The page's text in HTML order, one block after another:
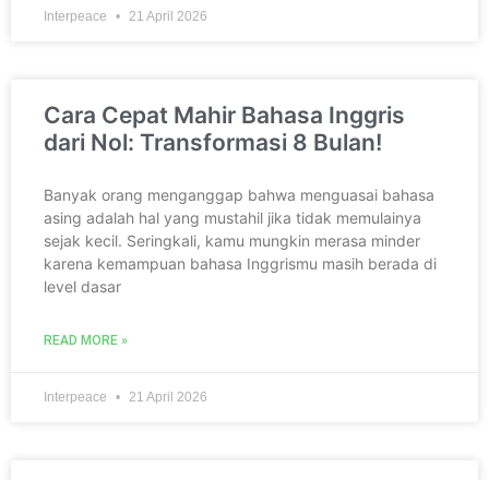
Interpeace 21 April 2026
Cara Cepat Mahir Bahasa Inggris
dari Nol: Transformasi 8 Bulan!
Banyak orang menganggap bahwa menguasai bahasa
asing adalah hal yang mustahil jika tidak memulainya
sejak kecil. Seringkali, kamu mungkin merasa minder
karena kemampuan bahasa Inggrismu masih berada di
level dasar
READ MORE »
Interpeace 21 April 2026